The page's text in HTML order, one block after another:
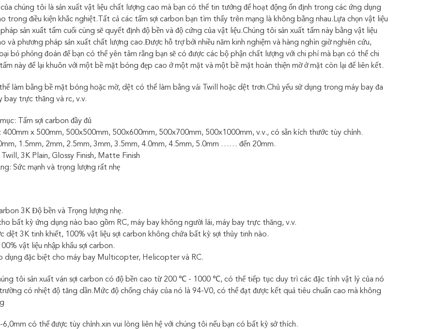
của chúng tôi là sản xuất vật liệu chất lượng cao mà bạn có thể tin tưởng để hoạt động ổn định trong các ứng dụng
trong điều kiện khắc nghiệt.Tất cả các tấm sợi carbon bạn tìm thấy trên mạng là không bằng nhau.Lựa chọn vật liệu
sản xuất tấm cuối cùng sẽ quyết định độ bền và độ cứng của vật liệu.Chúng tôi sản xuất tấm này bằng vật liệu
và phương pháp sản xuất chất lượng cao.Được hỗ trợ bởi nhiều năm kinh nghiệm và hàng nghìn giờ nghiên cứu,
bỏ phỏng đoán để bạn có thể yên tâm rằng bạn sẽ có được các bộ phận chất lượng với chi phí mà bạn có thể chi
này để lại khuôn với một bề mặt bóng đẹp cao ở một mặt và một bề mặt hoàn thiện mờ ở mặt còn lại để liên kết.
làm bằng bề mặt bóng hoặc mờ, dệt có thể làm bằng vải Twill hoặc dệt trơn.Chủ yếu sử dụng trong máy bay đa
bay trực thăng và rc, v.v.
mục: Tấm sợi carbon đầy đủ
400mm x 500mm, 500x500mm, 500x600mm, 500x700mm, 500x1000mm, v.v., có sẵn kích thước tùy chỉnh.
1.5mm, 2mm, 2.5mm, 3mm, 3.5mm, 4.0mm, 4.5mm, 5.0mm …… đến 20mm.
Twill, 3K Plain, Glossy Finish, Matte Finish
Sức mạnh và trọng lượng rất nhẹ
3K Độ bền và Trọng lượng nhẹ.
bất kỳ ứng dụng nào bao gồm RC, máy bay không người lái, máy bay trực thăng, v.v.
dệt 3K tinh khiết, 100% vật liệu sợi carbon không chứa bất kỳ sợi thủy tinh nào.
vật liệu nhập khẩu sợi carbon.
dụng đặc biệt cho máy bay Multicopter, Helicopter và RC.
tôi sản xuất ván sợi carbon có độ bền cao từ 200 ℃ - 1000 ℃, có thể tiếp tục duy trì các đặc tính vật lý của nó
có nhiệt độ tăng dần.Mức độ chống cháy của nó là 94-V0, có thể đạt được kết quả tiêu chuẩn cao mà không
có thể được tùy chỉnh.xin vui lòng liên hệ với chúng tôi nếu bạn có bất kỳ sở thích.